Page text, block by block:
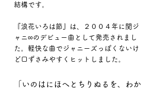
結構です。
『浪花いろは節』は、２００４年に関ジ
ャニ∞のデビュー曲として発売されまし
た。軽快な曲でジャニーズっぽくないけ
ど口ずさみやすくヒットしました。
「いのはにほへとちりぬるを、わか